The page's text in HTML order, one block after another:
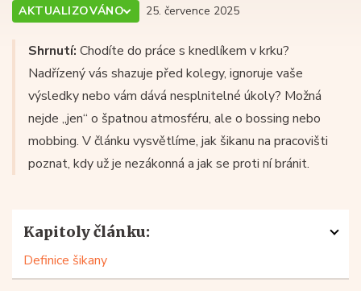
AKTUALIZOVÁNO
25. července 2025
Shrnutí: Chodíte do práce s knedlíkem v krku?
Nadřízený vás shazuje před kolegy, ignoruje vaše
výsledky nebo vám dává nesplnitelné úkoly? Možná
nejde „jen“ o špatnou atmosféru, ale o bossing nebo
mobbing. V článku vysvětlíme, jak šikanu na pracovišti
poznat, kdy už je nezákonná a jak se proti ní bránit.
Kapitoly článku:
Definice šikany